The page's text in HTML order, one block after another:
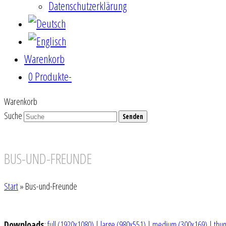
Datenschutzerklärung
Warenkorb
0 Produkte-
Warenkorb
Suche
Senden
BUS-UND-FREUNDE
Start» Bus-und-Freunde